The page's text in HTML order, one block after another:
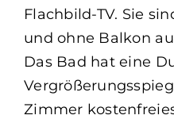
Flachbild-TV. Sie
und ohne Balkon
Das Bad hat eine
Zimmer